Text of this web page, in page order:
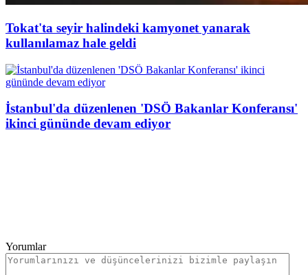
Tokat'ta seyir halindeki kamyonet yanarak
kullanılamaz hale geldi
İstanbul'da düzenlenen 'DSÖ Bakanlar Konferansı'
ikinci gününde devam ediyor
Yorumlar